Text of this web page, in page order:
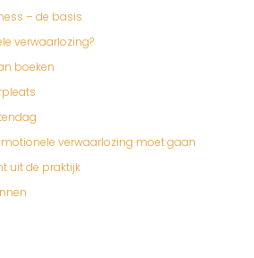
– de basis
verwaarlozing?
boeken
verwaarlozing moet gaan
uit de praktijk